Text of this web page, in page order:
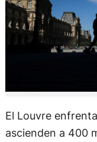
El Louvre
ascienden a 400